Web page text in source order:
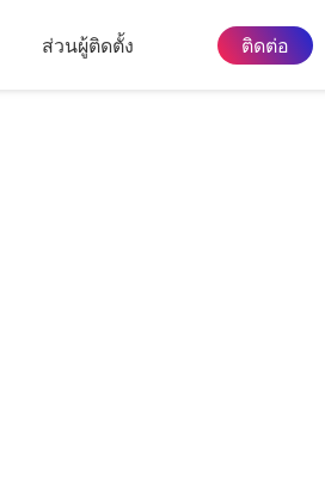
ส่วนผู้ติดตั้ง ติดต่อ